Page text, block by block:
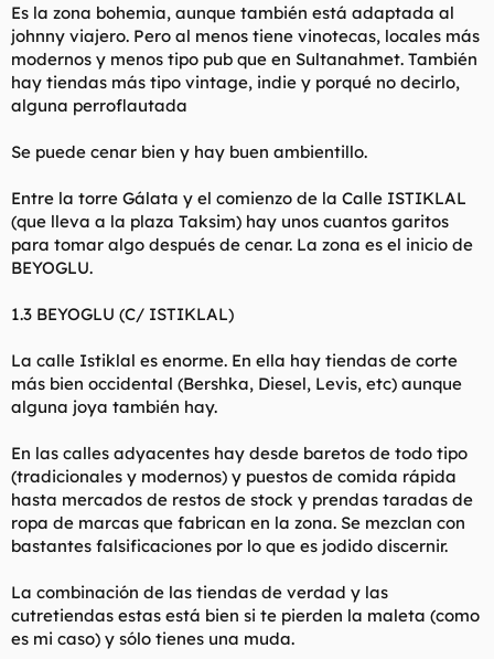
Es la zona bohemia, aunque también está adaptada al
johnny viajero. Pero al menos tiene vinotecas, locales más
modernos y menos tipo pub que en Sultanahmet. También
hay tiendas más tipo vintage, indie y porqué no decirlo,
alguna perroflautada
Se puede cenar bien y hay buen ambientillo.
Entre la torre Gálata y el comienzo de la Calle ISTIKLAL
(que lleva a la plaza Taksim) hay unos cuantos garitos
para tomar algo después de cenar. La zona es el inicio de
BEYOGLU.
1.3 BEYOGLU (C/ ISTIKLAL)
La calle Istiklal es enorme. En ella hay tiendas de corte
más bien occidental (Bershka, Diesel, Levis, etc) aunque
alguna joya también hay.
En las calles adyacentes hay desde baretos de todo tipo
(tradicionales y modernos) y puestos de comida rápida
hasta mercados de restos de stock y prendas taradas de
ropa de marcas que fabrican en la zona. Se mezclan con
bastantes falsificaciones por lo que es jodido discernir.
La combinación de las tiendas de verdad y las
cutretiendas estas está bien si te pierden la maleta (como
es mi caso) y sólo tienes una muda.